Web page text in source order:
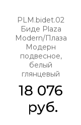
PLM.bidet.02
Биде Plaza
Modern/Плаза
Модерн
подвесное,
белый
глянцевый
18 076
руб.